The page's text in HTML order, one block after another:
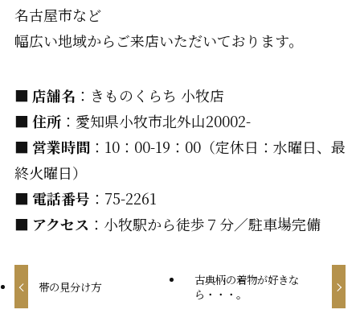
名古屋市など
幅広い地域からご来店いただいております。
■ 店舗名 ：きものくらち 小牧店
■ 住所：愛知県小牧市北外山20002-
■ 営業時間：10：00-19：00（定休日：水曜日、最
終火曜日）
■ 電話番号 ：75-2261
■ アクセス ：小牧駅から徒歩７分／駐車場完備
帯の見分け方
古典柄の着物が好きな
ら・・・。